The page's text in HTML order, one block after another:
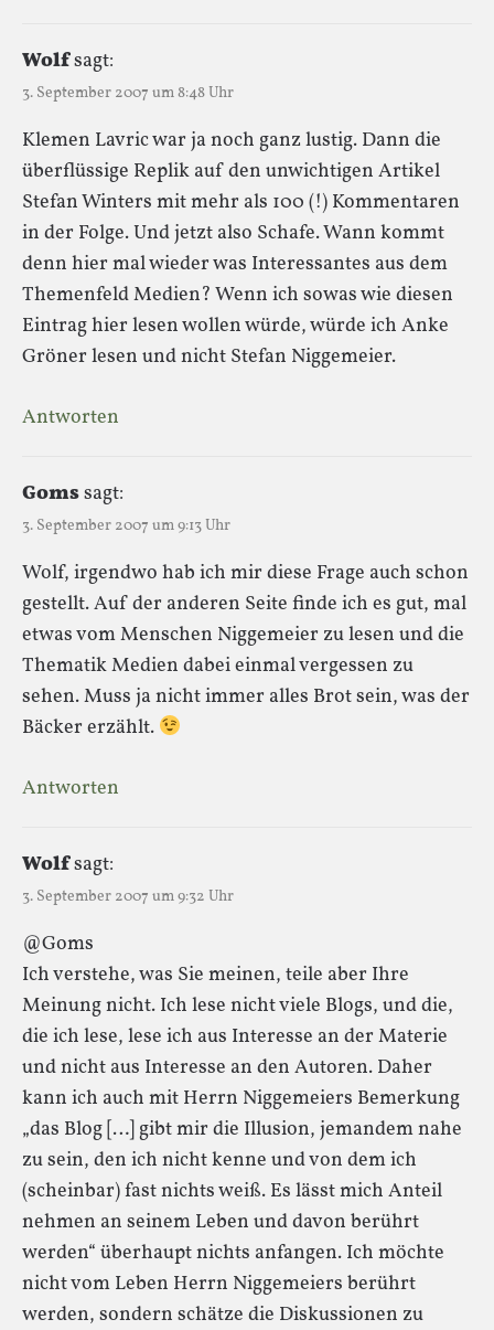
Wolfsagt:
3. September 2007 um 8:48 Uhr
Klemen Lavric war ja noch ganz lustig. Dann die
überflüssige Replik auf den unwichtigen Artikel
Stefan Winters mit mehr als 100 (!) Kommentaren
in der Folge. Und jetzt also Schafe. Wann kommt
denn hier mal wieder was Interessantes aus dem
Themenfeld Medien? Wenn ich sowas wie diesen
Eintrag hier lesen wollen würde, würde ich Anke
Gröner lesen und nicht Stefan Niggemeier.
Antworten
Gomssagt:
3. September 2007 um 9:13 Uhr
Wolf, irgendwo hab ich mir diese Frage auch schon
gestellt. Auf der anderen Seite finde ich es gut, mal
etwas vom Menschen Niggemeier zu lesen und die
Thematik Medien dabei einmal vergessen zu
sehen. Muss ja nicht immer alles Brot sein, was der
Bäcker erzählt.
Antworten
Wolfsagt:
3. September 2007 um 9:32 Uhr
@Goms
Ich verstehe, was Sie meinen, teile aber Ihre
Meinung nicht. Ich lese nicht viele Blogs, und die,
die ich lese, lese ich aus Interesse an der Materie
und nicht aus Interesse an den Autoren. Daher
kann ich auch mit Herrn Niggemeiers Bemerkung
„das Blog […] gibt mir die Illusion, jemandem nahe
zu sein, den ich nicht kenne und von dem ich
(scheinbar) fast nichts weiß. Es lässt mich Anteil
nehmen an seinem Leben und davon berührt
werden“ überhaupt nichts anfangen. Ich möchte
nicht vom Leben Herrn Niggemeiers berührt
werden, sondern schätze die Diskussionen zu